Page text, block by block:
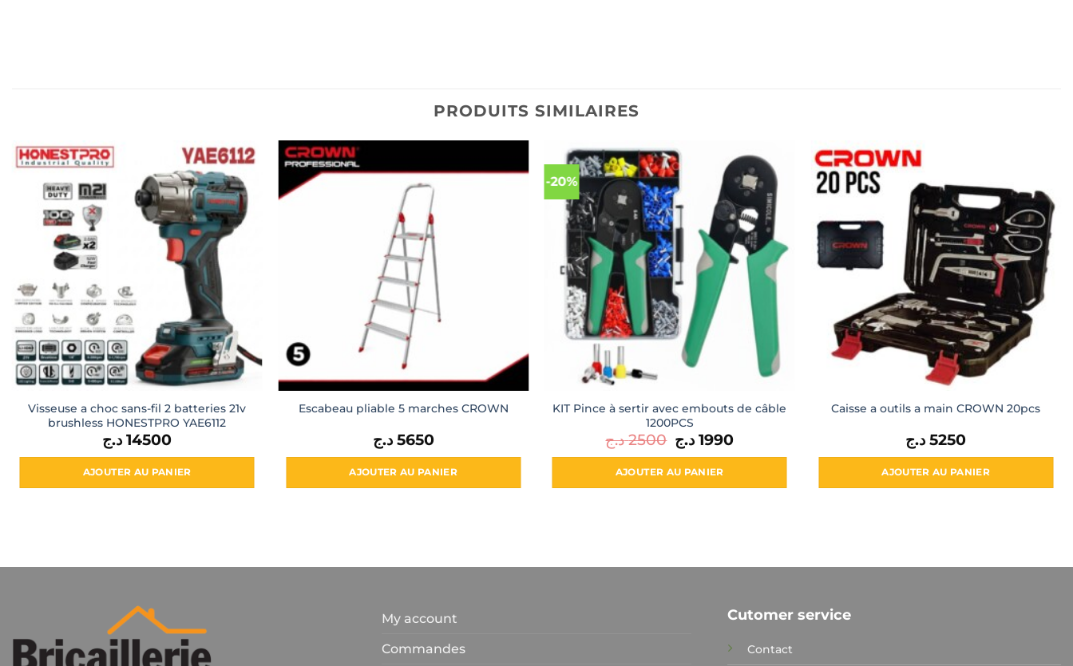
PRODUITS SIMILAIRES
Visseuse a choc sans-fil 2 batteries 21v
brushless HONESTPRO YAE6112
14500 د.ج
AJOUTER AU PANIER
Escabeau pliable 5 marches CROWN
5650 د.ج
AJOUTER AU PANIER
-20%
KIT Pince à sertir avec embouts de câble
1200PCS
2500 د.ج Le
prix
initial
était :
1990 د.ج Le
actuel
AJOUTER AU PANIER
Caisse a outils a main CROWN 20pcs
5250 د.ج
AJOUTER AU PANIER
My account
Commandes
Cutomer service
Contact